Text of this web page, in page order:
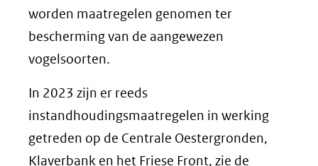
andere
website)
een
andere
naar
een
naar
een
worden maatregelen genomen ter
bescherming van de aangewezen
vogelsoorten.
In 2023 zijn er reeds
instandhoudingsmaatregelen in werking
getreden op de Centrale Oestergronden,
Klaverbank en het Friese Front, zie de